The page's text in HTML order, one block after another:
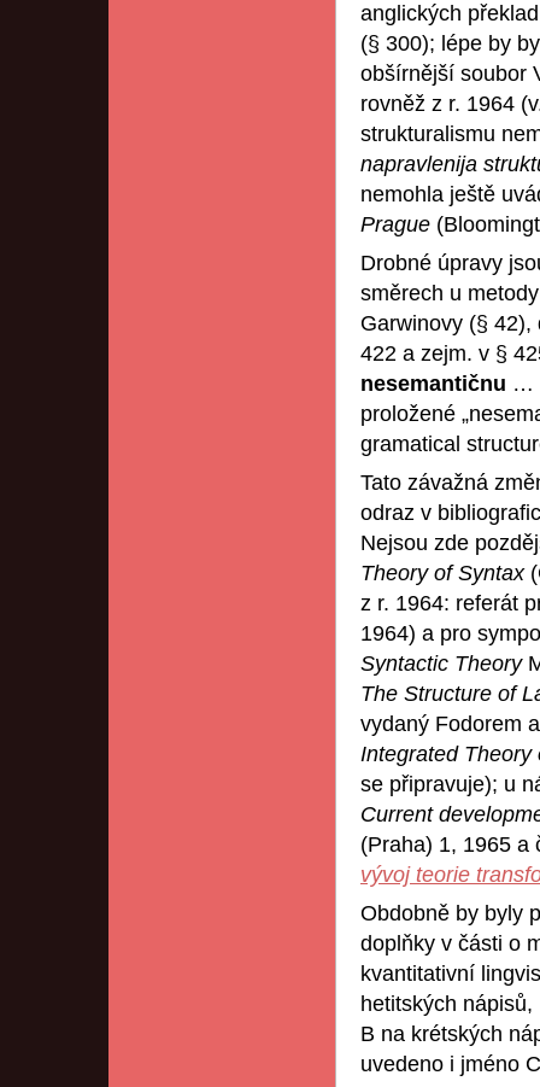
anglických
(§ 300); lépe by
obšírnější soubor
rovněž z r. 1964
strukturalismu
napravlenija
nemohla ještě
Prague
Drobné úpravy
směrech u
Garwinovy (§
422 a zejm. v §
nesemantičnu …
proložené
gramatical
Tato závažná
odraz v
Nejsou zde
Theory of Syntax
z r. 1964: referát
1964) a pro
Syntactic Theory
The Structure of
vydaný Fodorem
Integrated
se připravuje); u
Current
(Praha) 1, 1965 a
vývoj teorie
Obdobně by byly
doplňky v části o
kvantitativní
hetitských
B na krétských
uvedeno i jméno